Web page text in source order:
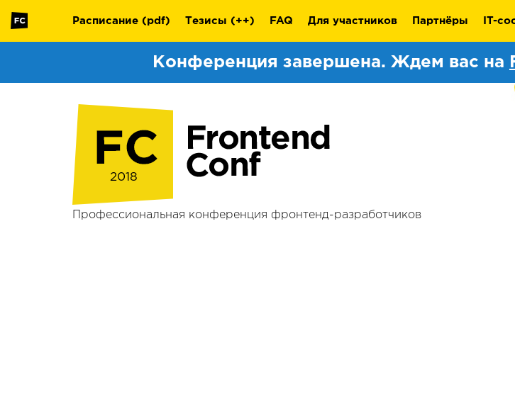
Расписание (pdf) Тезисы (++) FAQ Для участников Партнёры IT-
Конференция завершена. Ждем вас на
2018
Профессиональная конференция фронтенд-разработчиков